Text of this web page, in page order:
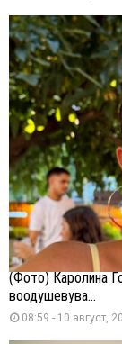
(Фото) Каролина
воодушевува...
08:59 - 10 август,